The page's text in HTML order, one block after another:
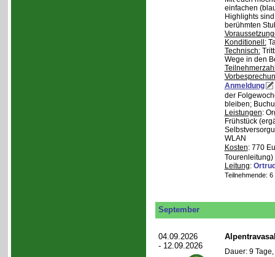
einfachen
Highlights
berühmten
Konditionell:
Technisch:
Wege in den
Anmeldung
der
bleiben;
Leistungen:
Frühstück
WLAN
Kosten: 770
Tourenleitung)
Leitung:
Teilnehmende:
September
04.09.2026
- 12.09.2026
Dauer: 9